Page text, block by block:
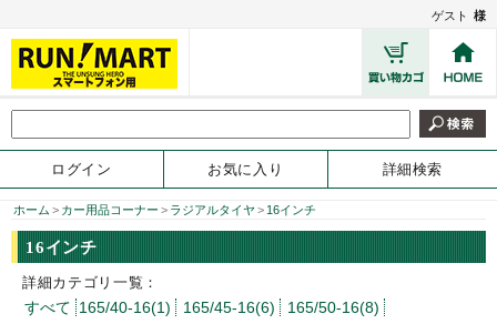
ゲスト 様
ログイン お気に入り 詳細検索
ホーム > カー用品コーナー > ラジアルタイヤ > 16インチ
16インチ
詳細カテゴリ一覧：
すべて 165/40-16(1) 165/45-16(6)
165/50-16(8)